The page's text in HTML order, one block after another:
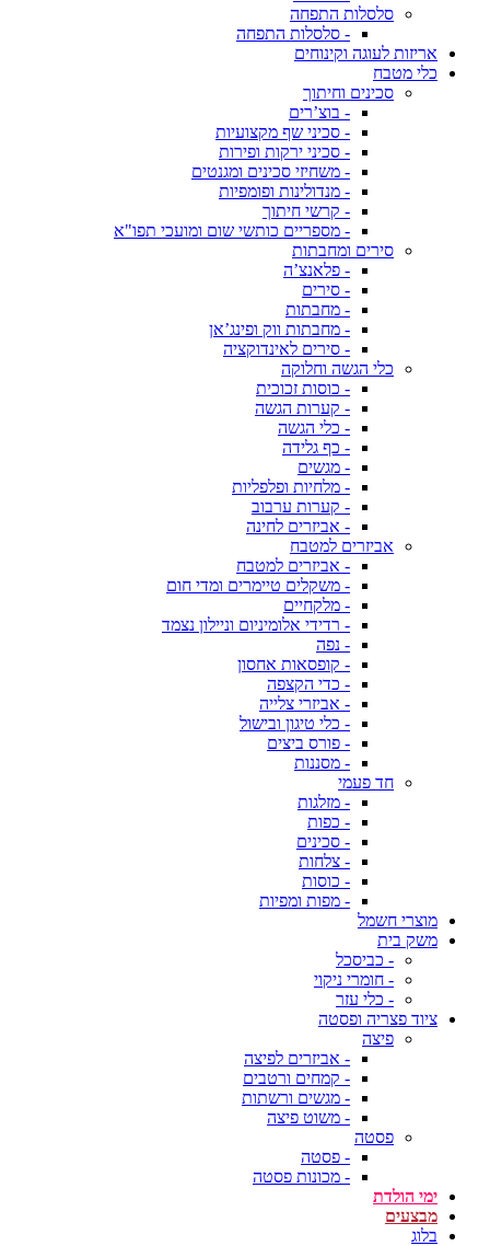
סלסלות התפחה
- סלסלות התפחה
אריזות לעוגה וקינוחים
כלי מטבח
סכינים וחיתוך
- בוצ’רים
- סכיני שף מקצועיות
- סכיני ירקות ופירות
- משחיזי סכינים ומגנטים
- מנדולינות ופומפיות
- קרשי חיתוך
- מספריים כותשי שום ומועכי תפו"א
סירים ומחבתות
- פלאנצ’ה
- סירים
- מחבתות
- מחבתות ווק ופינג’אן
- סירים לאינדוקציה
כלי הגשה וחלוקה
- כוסות זכוכית
- קערות הגשה
- כלי הגשה
- כף גלידה
- מגשים
- מלחיות ופלפליות
- קערות ערבוב
- אביזרים לחינה
אביזרים למטבח
- אביזרים למטבח
- משקלים טיימרים ומדי חום
- מלקחיים
- רדידי אלומיניום וניילון נצמד
- נפה
- קופסאות אחסון
- כדי הקצפה
- אביזרי צלייה
- כלי טיגון ובישול
- פורס ביצים
- מסננות
חד פעמי
- מזלגות
- כפות
- סכינים
- צלחות
- כוסות
- מפות ומפיות
מוצרי חשמל
משק בית
- כביסכל
- חומרי ניקוי
- כלי עזר
ציוד פצריה ופסטה
פיצה
- אביזרים לפיצה
- קמחים ורטבים
- מגשים ורשתות
- משוט פיצה
פסטה
- פסטה
- מכונות פסטה
ימי הולדת
מבצעים
בלוג